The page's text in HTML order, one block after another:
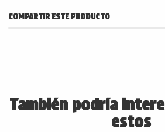
COMPARTIR ESTE PRODUCTO
También podría
estos